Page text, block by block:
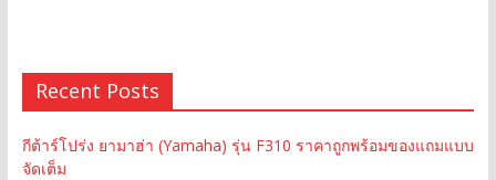
Recent Posts
กีต้าร์โปร่ง ยามาฮ่า (Yamaha) รุ่น F310 ราคาถูกพร้อมของแถมแบบ
จัดเต็ม